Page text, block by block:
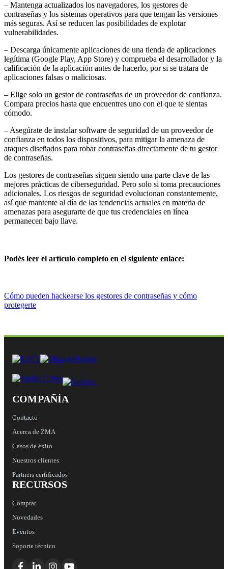
– Mantenga actualizados los navegadores, los gestores de
contraseñas y los sistemas operativos para que tengan las versiones
más seguras. Así se reducen las posibilidades de explotar
vulnerabilidades.
– Descarga únicamente aplicaciones de una tienda de aplicaciones
legítima (Google Play, App Store) y comprueba el desarrollador y la
calificación de la aplicación antes de hacerlo, por si se tratara de
aplicaciones falsas o maliciosas.
– Elige solo un gestor de contraseñas de un proveedor de confianza.
Compara precios hasta que encuentres uno con el que te sientas
cómodo.
– Asegúrate de instalar software de seguridad de un proveedor de
confianza en todos los dispositivos, para mitigar la amenaza de
ataques diseñados para robar contraseñas directamente de tu gestor
de contraseñas.
Los gestores de contraseñas siguen siendo una parte clave de las
mejores prácticas de ciberseguridad. Pero solo si toma precauciones
adicionales. Los riesgos de seguridad evolucionan constantemente,
así que mantente al día de las tendencias actuales en materia de
amenazas para asegurarte de que tus credenciales en línea
permanecen bajo llave.
Podés leer el artículo completo en el siguiente enlace:
Cómo pueden hackearse los gestores de contraseñas y cómo
protegerte
COMPAÑÍA
Contacto
Acerca de ZMA
Casos de éxito
Nuestros clientes
Partners certificados
RECURSOS
Comprar
Novedades
Eventos
Soporte técnico